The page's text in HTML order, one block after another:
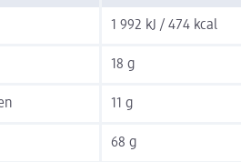
1 992 kJ / 474 kcal
18 g
11 g
68 g